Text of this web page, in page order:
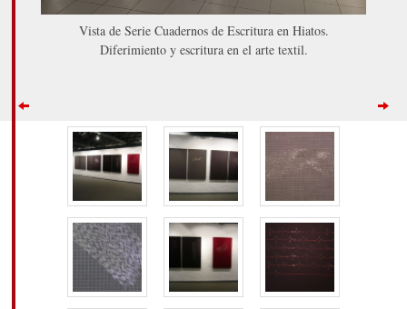
Vista de Serie Cuadernos de Escritura en Hiatos.
Diferimiento y escritura en el arte textil.